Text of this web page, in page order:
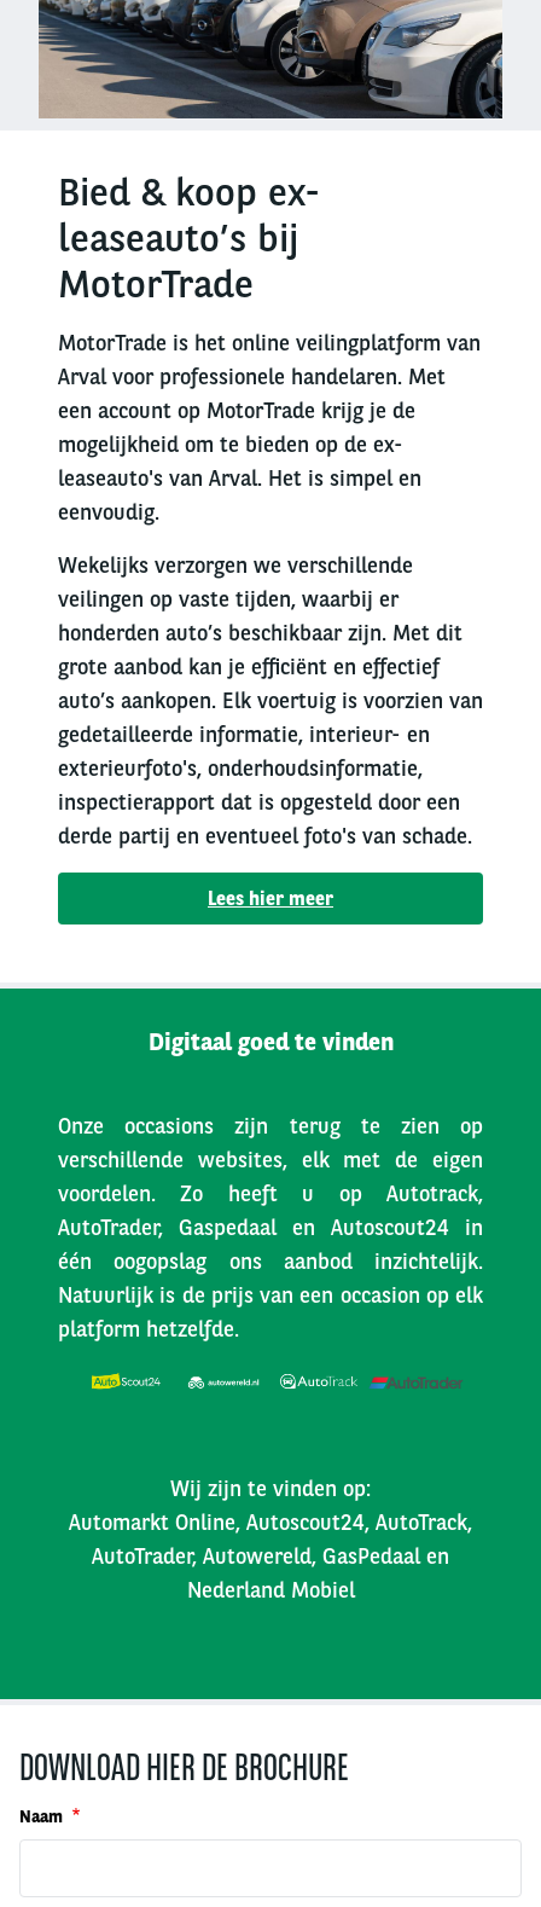
Bied & koop ex-
leaseauto’s bij
MotorTrade
MotorTrade is het online veilingplatform van
Arval voor professionele handelaren. Met
een account op MotorTrade krijg je de
mogelijkheid om te bieden op de ex-
leaseauto's van Arval. Het is simpel en
eenvoudig.
Wekelijks verzorgen we verschillende
veilingen op vaste tijden, waarbij er
honderden auto’s beschikbaar zijn. Met dit
grote aanbod kan je efficiënt en effectief
auto’s aankopen. Elk voertuig is voorzien van
gedetailleerde informatie, interieur- en
exterieurfoto's, onderhoudsinformatie,
inspectierapport dat is opgesteld door een
derde partij en eventueel foto's van schade.
Lees hier meer
Digitaal goed te vinden
Onze occasions zijn terug te zien op
verschillende websites, elk met de eigen
voordelen. Zo heeft u op Autotrack,
AutoTrader, Gaspedaal en Autoscout24 in
één oogopslag ons aanbod inzichtelijk.
Natuurlijk is de prijs van een occasion op elk
platform hetzelfde.
Wij zijn te vinden op:
Automarkt Online, Autoscout24, AutoTrack,
AutoTrader, Autowereld, GasPedaal en
Nederland Mobiel
DOWNLOAD HIER DE BROCHURE
Naam